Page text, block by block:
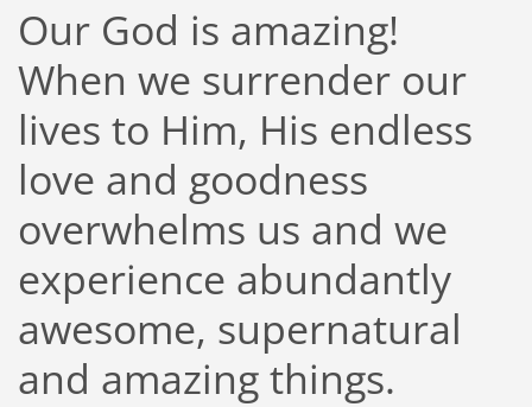
Our God is amazing!
When we surrender our
lives to Him, His endless
love and goodness
overwhelms us and we
experience abundantly
awesome, supernatural
and amazing things.